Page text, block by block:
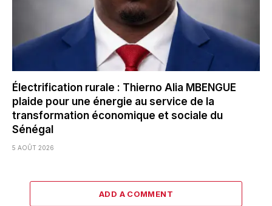
Électrification rurale : Thierno Alia MBENGUE
plaide pour une énergie au service de la
transformation économique et sociale du
Sénégal
5 AOÛT 2026
ADD A COMMENT